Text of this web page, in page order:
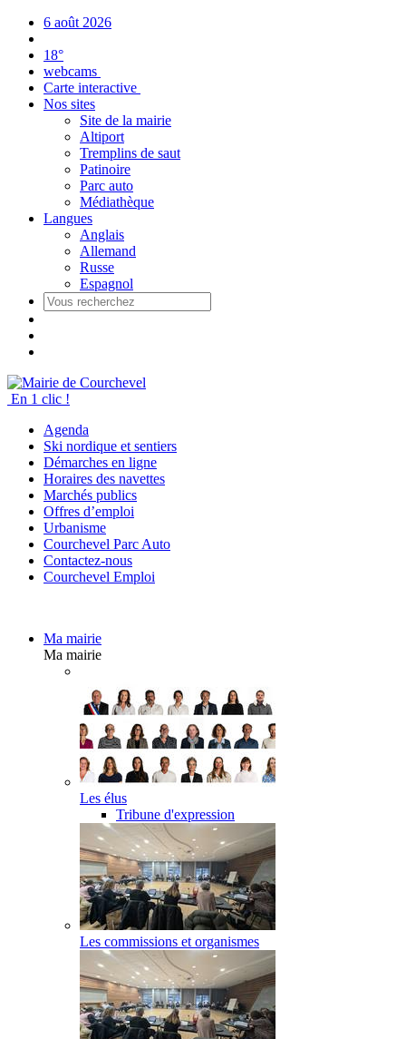
6 août 2026
18°
webcams
Carte interactive
Nos sites
Site de la mairie
Altiport
Tremplins de saut
Patinoire
Parc auto
Médiathèque
Langues
Anglais
Allemand
Russe
Espagnol
En 1 clic !
Agenda
Ski nordique et sentiers
Démarches en ligne
Horaires des navettes
Marchés publics
Offres d’emploi
Urbanisme
Courchevel Parc Auto
Contactez-nous
Courchevel Emploi
Ma mairie
Ma mairie
Les élus
Tribune d'expression
Les commissions et organismes